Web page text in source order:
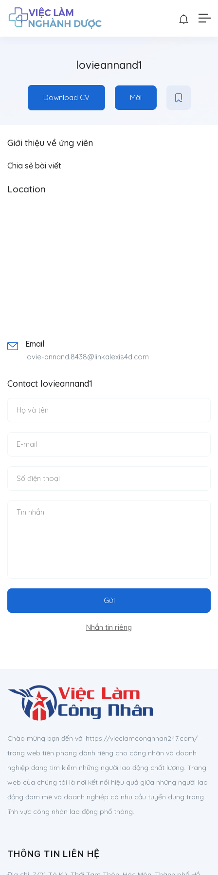
lovieannand1
Download CV Mời
Giới thiệu về ứng viên
Chia sẻ bài viết
Location
Email
lovie-annand.8438@linkalexis4d.com
Contact lovieannand1
Gửi
Nhắn tin riêng
Chào mừng bạn đến với https://vieclamcongnhan247.com/ –
trang web tiên phong dành riêng cho công nhân và doanh
nghiệp đang tìm kiếm những người lao động chất lượng. Trang
web của chúng tôi là nơi kết nối hiệu quả giữa những người lao
động đam mê và doanh nghiệp có nhu cầu tuyển dụng trong
lĩnh vực công nhân lao động phổ thông.
THÔNG TIN LIÊN HỆ